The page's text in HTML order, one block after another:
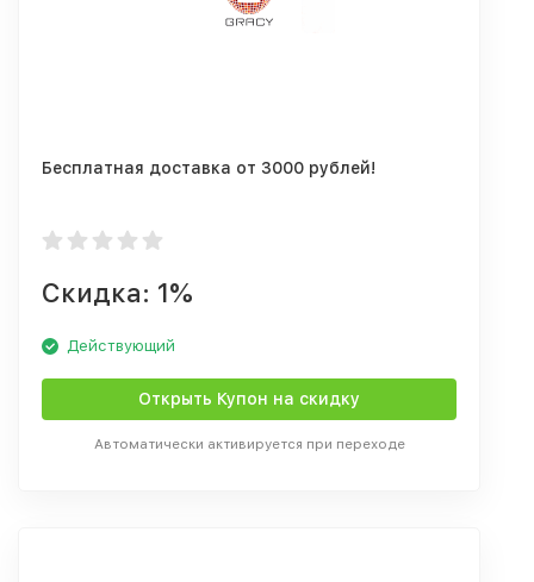
Бесплатная доставка от 3000 рублей!
Скидка: 1%
Действующий
Открыть Купон на скидку
Автоматически активируется при переходе